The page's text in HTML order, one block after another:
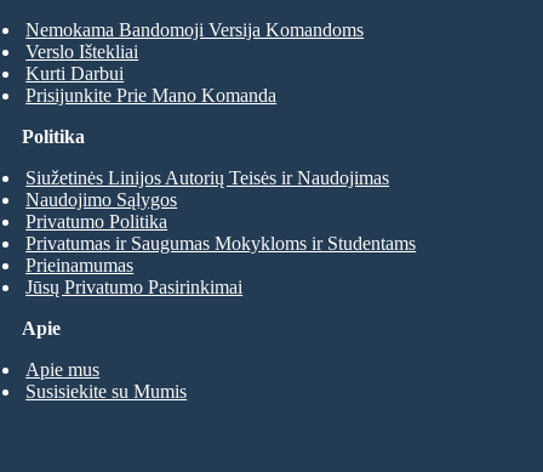
Nemokama Bandomoji Versija Komandoms
Verslo Ištekliai
Kurti Darbui
Prisijunkite Prie Mano Komanda
Apie
Apie mus
Susisiekite su Mumis
Politika
Siužetinės Linijos Autorių Teisės ir Naudojimas
Naudojimo Sąlygos
Privatumo Politika
Privatumas ir Saugumas Mokykloms ir Studentams
Prieinamumas
Jūsų Privatumo Pasirinkimai